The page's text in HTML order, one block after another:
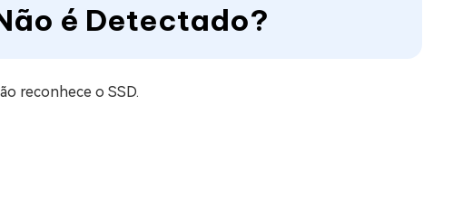
é Detectado?
reconhece o SSD.